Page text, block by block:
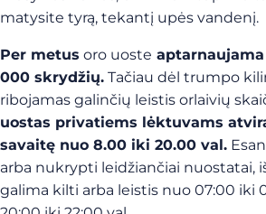
matysite tyrą, tekantį upės vandenį.
Per metus oro uoste
000 skrydžių. Tačiau dėl trumpo
ribojamas galinčių leistis orlaivių
uostas privatiems lėktuvams
savaitę nuo 8.00 iki 20.00 val.
arba nukrypti leidžiančiai nuostatai,
galima kilti arba leistis nuo 07:00 iki